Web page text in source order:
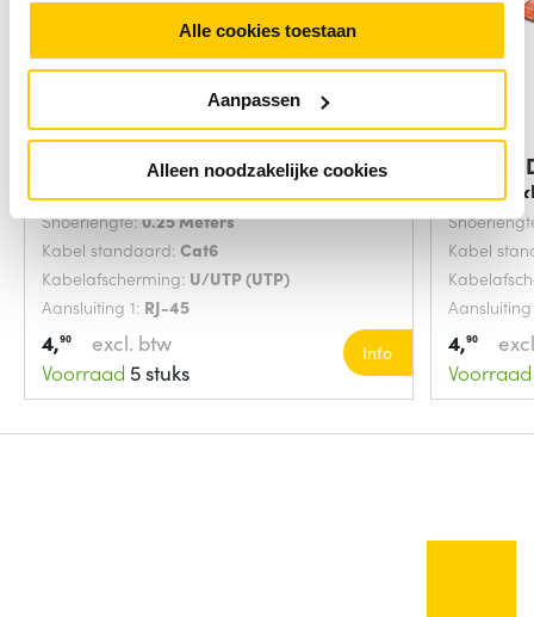
Alle cookies toestaan
Aanpassen
Alleen noodzakelijke cookies
Digitus DK-1617-0025/B
netwerkkabel Blauw
Snoerlengte:0.25 Meters
Kabel standaard: Cat6
Kabelafscherming: U/UTP (UTP)
Aansluiting 1: RJ-45
4,90
excl. btw
Voorraad 5 stuks
Info
Digitus
Kabel
4,90
Voorraad